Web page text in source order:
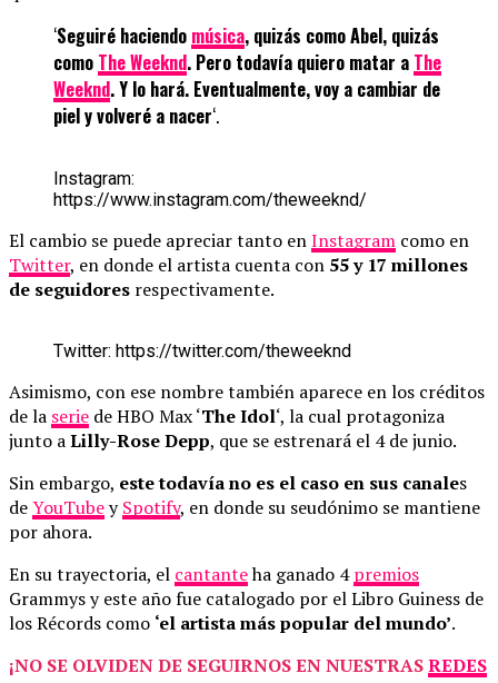
‘Seguiré haciendo música, quizás como Abel, quizás
como The Weeknd. Pero todavía quiero matar a The
Weeknd. Y lo hará. Eventualmente, voy a cambiar de
piel y volveré a nacer‘.
Instagram:
https://www.instagram.com/theweeknd/
El cambio se puede apreciar tanto enInstagram como en
Twitter, en donde el artista cuenta con 55 y 17 millones
de seguidores respectivamente.
Twitter: https://twitter.com/theweeknd
Asimismo, con ese nombre también aparece en los créditos
de la serie de HBO Max ‘The Idol‘, la cual protagoniza
junto aLilly-Rose Depp, que se estrenará el 4 de junio.
Sin embargo, este todavía no es el caso en sus canales
deYouTubeySpotify, en donde su seudónimo se mantiene
por ahora.
En su trayectoria, el cantanteha ganado 4premios
Grammys y este año fue catalogado por el Libro Guiness de
los Récords como ‘el artista más popular del mundo’.
¡NO SE OLVIDEN DE SEGUIRNOS EN NUESTRASREDES